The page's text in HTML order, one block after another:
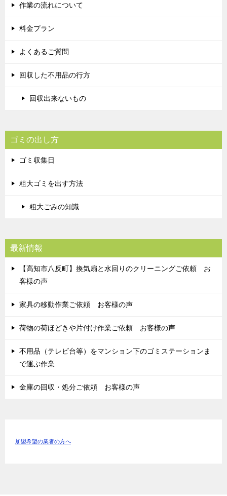
作業の流れについて
料金プラン
よくあるご質問
回収した不用品の行方
回収出来ないもの
ゴミの出し方
ゴミ収集日
粗大ゴミを出す方法
粗大ごみの知識
最新情報
【高知市八反町】換気扇と水回りのクリーニングご依頼 お
客様の声
家具の移動作業ご依頼 お客様の声
荷物の荷ほどきや片付け作業ご依頼 お客様の声
不用品（テレビ台等）をマンション下のゴミステーションま
で運ぶ作業
金庫の回収・処分ご依頼 お客様の声
加盟希望の業者の方へ